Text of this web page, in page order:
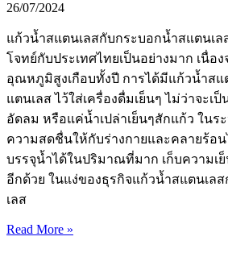
26/07/2024
แก้วน้ำสแตนเลสกับกระบอกน้ำสแตนเล
โจทย์กับประเทศไทยเป็นอย่างมาก เนื่อ
อุณหภูมิสูงเกือบทั้งปี การได้มีแก้วน้ำสแ
แตนเลส ไว้ใส่เครื่องดื่มเย็นๆ ไม่ว่าจะเ
อัดลม หรือแค่น้ำเปล่าเย็นๆสักแก้ว ในร
ความสดชื่นให้กับร่างกายและคลายร้อน
บรรจุน้ำได้ในปริมาณที่มาก เก็บความเ
อีกด้วย ในแง่ของธุรกิจแก้วน้ำสแตนเล
เลส
Read More »